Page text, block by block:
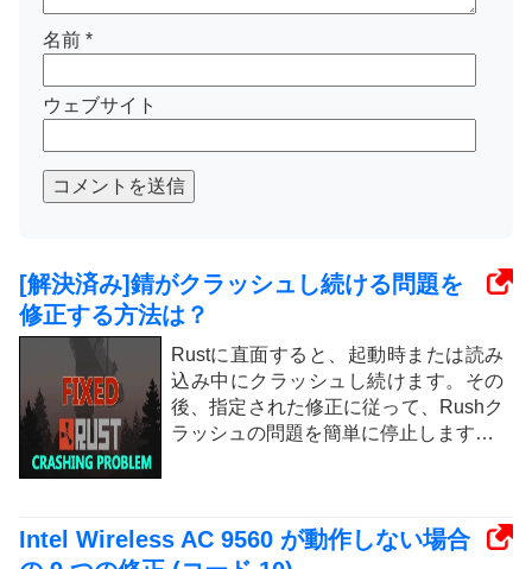
名前 *
ウェブサイト
コメントを送信
[解決済み]錆がクラッシュし続ける問題を
修正する方法は？
Rustに直面すると、起動時または読み
込み中にクラッシュし続けます。その
後、指定された修正に従って、Rushク
ラッシュの問題を簡単に停止します…
Intel Wireless AC 9560 が動作しない場合